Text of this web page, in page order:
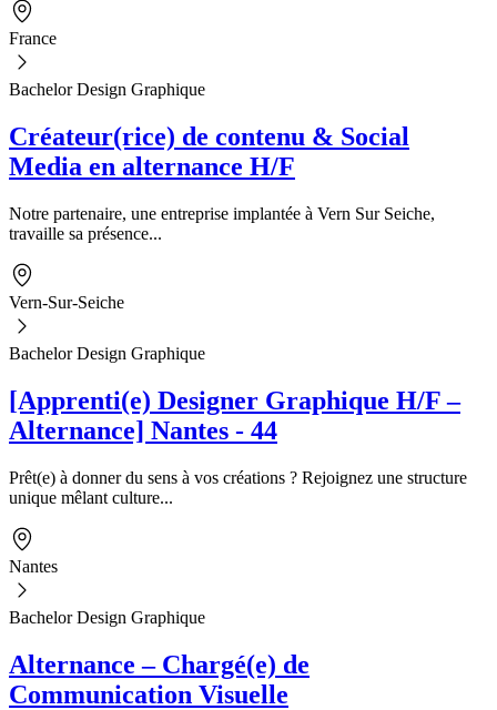
France
Bachelor Design Graphique
Créateur(rice) de contenu & Social
Media en alternance H/F
Notre partenaire, une entreprise implantée à Vern Sur Seiche,
travaille sa présence...
Vern-Sur-Seiche
Bachelor Design Graphique
[Apprenti(e) Designer Graphique H/F –
Alternance] Nantes - 44
Prêt(e) à donner du sens à vos créations ? Rejoignez une structure
unique mêlant culture...
Nantes
Bachelor Design Graphique
Alternance – Chargé(e) de
Communication Visuelle